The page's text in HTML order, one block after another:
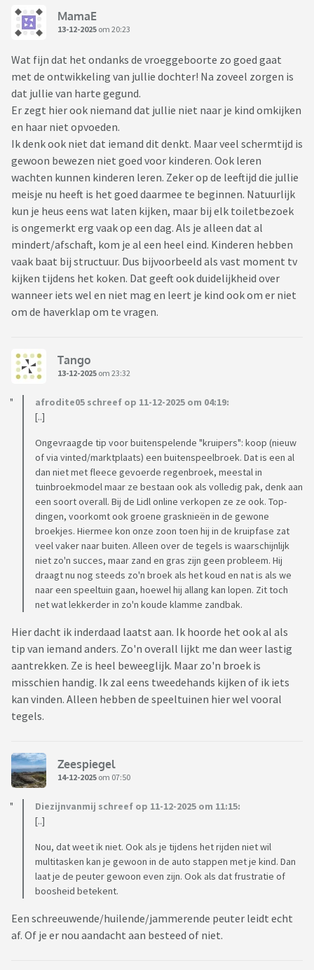
MamaE
13-12-2025 om 20:23
Wat fijn dat het ondanks de vroeggeboorte zo goed gaat
met de ontwikkeling van jullie dochter! Na zoveel zorgen is
dat jullie van harte gegund.
Er zegt hier ook niemand dat jullie niet naar je kind omkijken
en haar niet opvoeden.
Ik denk ook niet dat iemand dit denkt. Maar veel schermtijd is
gewoon bewezen niet goed voor kinderen. Ook leren
wachten kunnen kinderen leren. Zeker op de leeftijd die jullie
meisje nu heeft is het goed daarmee te beginnen. Natuurlijk
kun je heus eens wat laten kijken, maar bij elk toiletbezoek
is ongemerkt erg vaak op een dag. Als je alleen dat al
mindert/afschaft, kom je al een heel eind. Kinderen hebben
vaak baat bij structuur. Dus bijvoorbeeld als vast moment tv
kijken tijdens het koken. Dat geeft ook duidelijkheid over
wanneer iets wel en niet mag en leert je kind ook om er niet
om de haverklap om te vragen.
Tango
13-12-2025 om 23:32
afrodite05 schreef op 11-12-2025 om 04:19:
[..]
Ongevraagde tip voor buitenspelende "kruipers": koop (nieuw
of via vinted/marktplaats) een buitenspeelbroek. Dat is een al
dan niet met fleece gevoerde regenbroek, meestal in
tuinbroekmodel maar ze bestaan ook als volledig pak, denk aan
een soort overall. Bij de Lidl online verkopen ze ze ook. Top-
dingen, voorkomt ook groene grasknieën in de gewone
broekjes. Hiermee kon onze zoon toen hij in de kruipfase zat
veel vaker naar buiten. Alleen over de tegels is waarschijnlijk
niet zo'n succes, maar zand en gras zijn geen probleem. Hij
draagt nu nog steeds zo'n broek als het koud en nat is als we
naar een speeltuin gaan, hoewel hij allang kan lopen. Zit toch
net wat lekkerder in zo'n koude klamme zandbak.
Hier dacht ik inderdaad laatst aan. Ik hoorde het ook al als
tip van iemand anders. Zo'n overall lijkt me dan weer lastig
aantrekken. Ze is heel beweeglijk. Maar zo'n broek is
misschien handig. Ik zal eens tweedehands kijken of ik iets
kan vinden. Alleen hebben de speeltuinen hier wel vooral
tegels.
Zeespiegel
14-12-2025 om 07:50
Diezijnvanmij schreef op 11-12-2025 om 11:15:
[..]
Nou, dat weet ik niet. Ook als je tijdens het rijden niet wil
multitasken kan je gewoon in de auto stappen met je kind. Dan
laat je de peuter gewoon even zijn. Ook als dat frustratie of
boosheid betekent.
Een schreeuwende/huilende/jammerende peuter leidt echt
af. Of je er nou aandacht aan besteed of niet.